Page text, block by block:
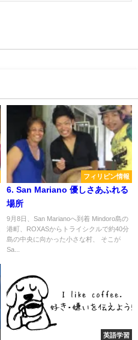
フィリピン情報
6. San Mariano 優しさあふれる
場所
9月8日、San Marianoへ到着 Mindoro島の
港町、ROXASからトライシクルで約40分
島の中央に向かった小さな村、 そこが
Sa...
英語学習